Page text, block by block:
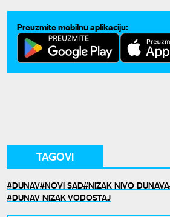
Preuzmite mobilnu aplikaciju:
TAGOVI
DUNAV NOVI SAD NIZAK NIVO DUNAVA
DUNAV NIZAK VODOSTAJ